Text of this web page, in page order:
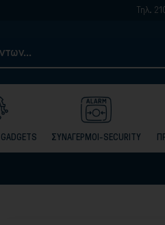
Τηλ. 2105017959-
ΣΥΝΑΓΕΡΜΟΙ-SECURITY